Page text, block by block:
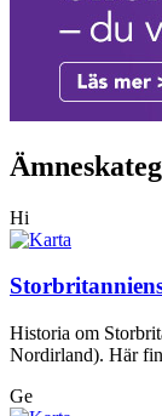
Hi
Historia om
Nordirland). Här
Ge